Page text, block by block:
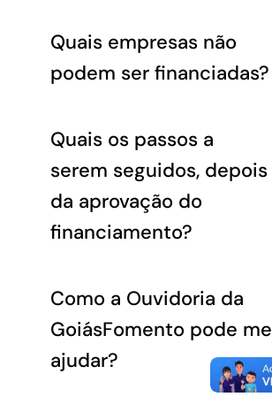
Quais empresas não
podem ser financiadas?
Quais os passos a
serem seguidos, depois
da aprovação do
financiamento?
Como a Ouvidoria da
GoiásFomento pode me
ajudar?